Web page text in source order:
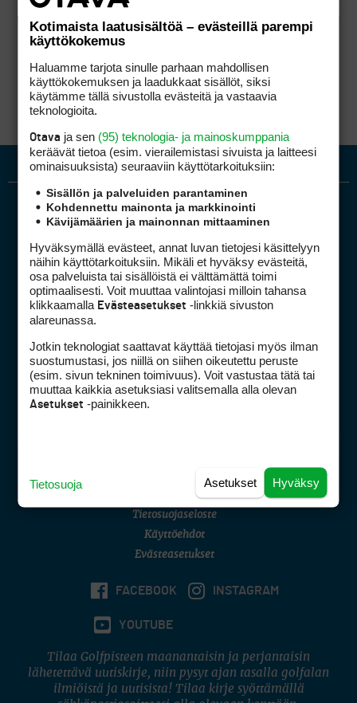
Golfpiste mediakortti
Golfpisteen yhteystiedot
DSA avoimuusraportti
Asiakaspalvelu
(digi) digi@otavamedia.fi
Tietosuojaseloste
Käyttöehdot
Evästeasetukset
FACEBOOK INSTAGRAM
YOUTUBE
Tilaa Golfpisteen maanantaisin ja perjantaisin
lähetettävä uutiskirje, niin pysyt ajan tasalla golfalan
ilmiöistä ja uutisista! Tilaa kirje syöttämällä
Kotimaista laatusisältöä – evästeillä parempi
käyttökokemus
Haluamme tarjota sinulle parhaan mahdollisen
käyttökokemuksen ja laadukkaat sisällöt, siksi
käytämme tällä sivustolla evästeitä ja vastaavia
teknologioita.
Otava ja sen (95) teknologia- ja mainoskumppania
keräävät tietoa (esim. vierailemis­tasi sivuista ja laitteesi
ominaisuuk­sista) seuraaviin käyttötarkoituksiin:
Sisällön ja palveluiden parantaminen
Kohdennettu mainonta ja markkinointi
Kävijämäärien ja mainonnan mittaaminen
Hyväksymällä evästeet, annat luvan tietojesi käsittelyyn
näihin käyttötarkoituksiin. Mikäli et hyväksy evästeitä,
osa palveluista tai sisällöistä ei välttämättä toimi
optimaalisesti. Voit muuttaa valintojasi milloin tahansa
klikkaamalla Evästeasetukset -linkkiä sivuston
alareunassa.
Jotkin teknologiat saattavat käyttää tietojasi myös ilman
suostumustasi, jos niillä on siihen oikeutettu peruste
(esim. sivun tekninen toimivuus). Voit vastustaa tätä tai
muuttaa kaikkia asetuksiasi valitsemalla alla olevan
Asetukset -painikkeen.
Hyväksy
Asetukset
Tietosuoja